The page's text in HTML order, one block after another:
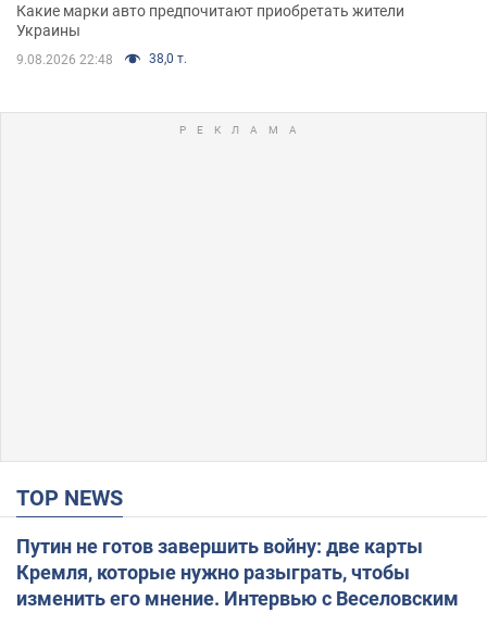
Какие марки авто предпочитают приобретать жители
Украины
9.08.2026 22:48 38,0 т.
TOP NEWS
Путин не готов завершить войну: две карты
Кремля, которые нужно разыграть, чтобы
изменить его мнение. Интервью с Веселовским